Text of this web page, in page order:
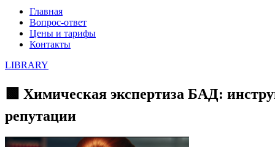
Главная
Вопрос-ответ
Цены и тарифы
Контакты
LIBRARY
🟩 Химическая экспертиза БАД:
репутации